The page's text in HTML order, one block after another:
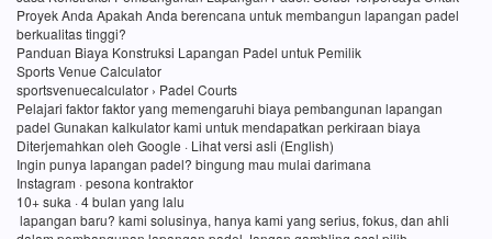
Proyek Anda Apakah Anda berencana untuk membangun lapangan padel
berkualitas tinggi?
Panduan Biaya Konstruksi Lapangan Padel untuk Pemilik
Sports Venue Calculator
sportsvenuecalculator › Padel Courts
Pelajari faktor faktor yang memengaruhi biaya pembangunan lapangan
padel Gunakan kalkulator kami untuk mendapatkan perkiraan biaya
Diterjemahkan oleh Google · Lihat versi asli (English)
Ingin punya lapangan padel? bingung mau mulai darimana
Instagram · pesona kontraktor
10+ suka · 4 bulan yang lalu
lapangan baru? kami solusinya, hanya kami yang serius, fokus, dan ahli